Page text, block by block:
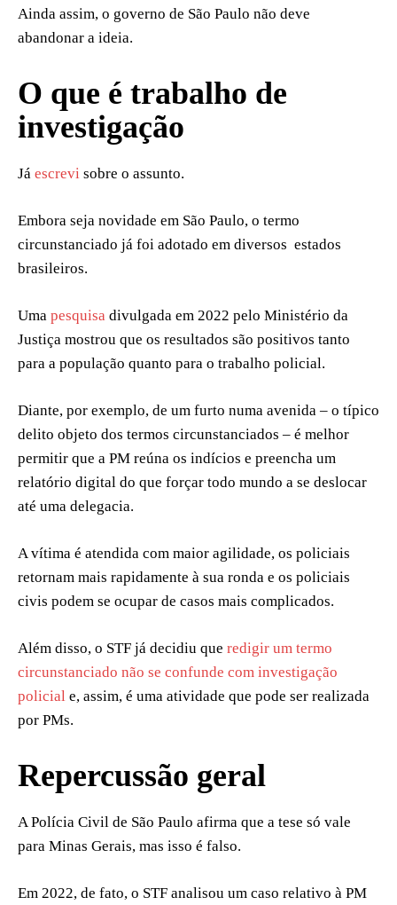
Ainda assim, o governo de São Paulo não deve
abandonar a ideia.
O que é trabalho de
investigação
Já escrevi sobre o assunto.
Embora seja novidade em São Paulo, o termo
circunstanciado já foi adotado em diversos estados
brasileiros.
Uma pesquisa divulgada em 2022 pelo Ministério da
Justiça mostrou que os resultados são positivos tanto
para a população quanto para o trabalho policial.
Diante, por exemplo, de um furto numa avenida – o típico
delito objeto dos termos circunstanciados – é melhor
permitir que a PM reúna os indícios e preencha um
relatório digital do que forçar todo mundo a se deslocar
até uma delegacia.
A vítima é atendida com maior agilidade, os policiais
retornam mais rapidamente à sua ronda e os policiais
civis podem se ocupar de casos mais complicados.
Além disso, o STF já decidiu que redigir um termo
circunstanciado não se confunde com investigação
policial e, assim, é uma atividade que pode ser realizada
por PMs.
Repercussão geral
A Polícia Civil de São Paulo afirma que a tese só vale
para Minas Gerais, mas isso é falso.
Em 2022, de fato, o STF analisou um caso relativo à PM